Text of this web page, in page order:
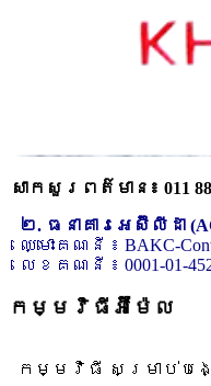
សាកសួរពត៌មាន៖ 011 88
២. ធនាគារអេស៊ីលីដា
ឈ្មោះគណនី ៖ BAKC-
លេខគណនី ៖ 0001-01-
កម្មវិធីអ៊ីម៉ែល
កម្មវិធី សម្រាប់បង្ក